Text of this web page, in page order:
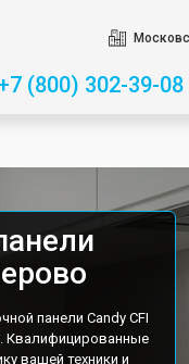
(800) 302-39-08
панели Candy CFI
Квалифицированные
вашей техники и